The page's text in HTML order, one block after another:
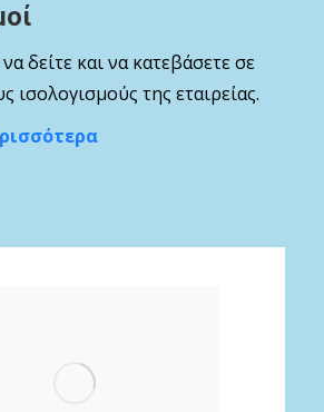
δείτε και να κατεβάσετε σε
ισολογισμούς της εταιρείας.